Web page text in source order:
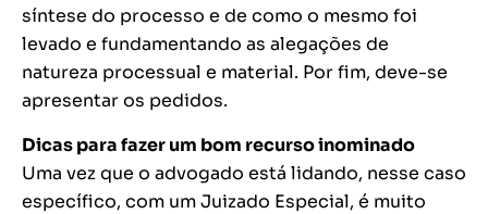
síntese do processo e de como o mesmo foi
levado e fundamentando as alegações de
natureza processual e material. Por fim, deve-se
apresentar os pedidos.
Dicas para fazer um bom recurso inominado
Uma vez que o advogado está lidando, nesse caso
específico, com um Juizado Especial, é muito